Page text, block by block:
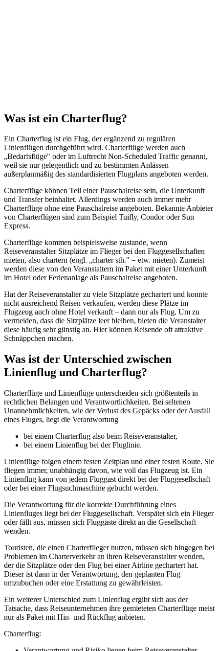
Was ist ein Charterflug?
Ein Charterflug ist ein Flug, der ergänzend zu regulären
Linienflügen durchgeführt wird. Charterflüge werden auch
„Bedarfsflüge" oder im Luftrecht Non-Scheduled Traffic genannt,
weil sie nur gelegentlich und zu bestimmten Anlässen
außerplanmäßig des standardisierten Flugplans angeboten werden.
Charterflüge können Teil einer Pauschalreise sein, die Unterkunft
und Transfer beinhaltet. Allerdings werden auch immer mehr
Charterflüge ohne eine Pauschalreise angeboten. Bekannte Anbieter
von Charterflügen sind zum Beispiel Tuifly, Condor oder Sun
Express.
Charterflüge kommen beispielsweise zustande, wenn
Reiseveranstalter Sitzplätze im Flieger bei den Fluggesellschaften
mieten, also chartern (engl. „charter sth." = etw. mieten). Zumeist
werden diese von den Veranstaltern im Paket mit einer Unterkunft
im Hotel oder Ferienanlage als Pauschalreise angeboten.
Hat der Reiseveranstalter zu viele Sitzplätze gechartert und konnte
nicht ausreichend Reisen verkaufen, werden diese Plätze im
Flugzeug auch ohne Hotel verkauft – dann nur als Flug. Um zu
vermeiden, dass die Sitzplätze leer bleiben, bieten die Veranstalter
diese häufig sehr günstig an. Hier können Reisende oft attraktive
Schnäppchen machen.
Was ist der Unterschied zwischen
Linienflug und Charterflug?
Charterflüge und Linienflüge unterscheiden sich größtenteils in
rechtlichen Belangen und Verantwortlichkeiten. Bei seltenen
Unannehmlichkeiten, wie der Verlust des Gepäcks oder der Ausfall
eines Fluges, liegt die Verantwortung
bei einem Charterflug also beim Reiseveranstalter,
bei einem Linienflug bei der Fluglinie.
Linienflüge folgen einem festen Zeitplan und einer festen Route. Sie
fliegen immer, unabhängig davon, wie voll das Flugzeug ist. Ein
Linienflug kann von jedem Fluggast direkt bei der Fluggesellschaft
oder bei einer Flugsuchmaschine gebucht werden.
Die Verantwortung für die korrekte Durchführung eines
Linienfluges liegt bei der Fluggesellschaft. Verspätet sich ein Flieger
oder fällt aus, müssen sich Fluggäste direkt an die Gesellschaft
wenden.
Touristen, die einen Charterflieger nutzen, müssen sich hingegen bei
Problemen im Charterverkehr an ihren Reiseveranstalter wenden,
der die Sitzplätze oder den Flug bei einer Airline gechartert hat.
Dieser ist dann in der Verantwortung, den geplanten Flug
umzubuchen oder eine Erstattung zu gewährleisten.
Ein weiterer Unterschied zum Linienflug ergibt sich aus der
Tatsache, dass Reiseunternehmen ihre gemieteten Charterflüge meist
nur als Paket mit Hin- und Rückflug anbieten.
Charterflug: